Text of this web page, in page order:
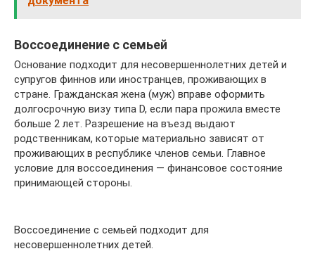
Воссоединение с семьей
Основание подходит для несовершеннолетних детей и
супругов финнов или иностранцев, проживающих в
стране. Гражданская жена (муж) вправе оформить
долгосрочную визу типа D, если пара прожила вместе
больше 2 лет. Разрешение на въезд выдают
родственникам, которые материально зависят от
проживающих в республике членов семьи. Главное
условие для воссоединения — финансовое состояние
принимающей стороны.
Воссоединение с семьей подходит для
несовершеннолетних детей.